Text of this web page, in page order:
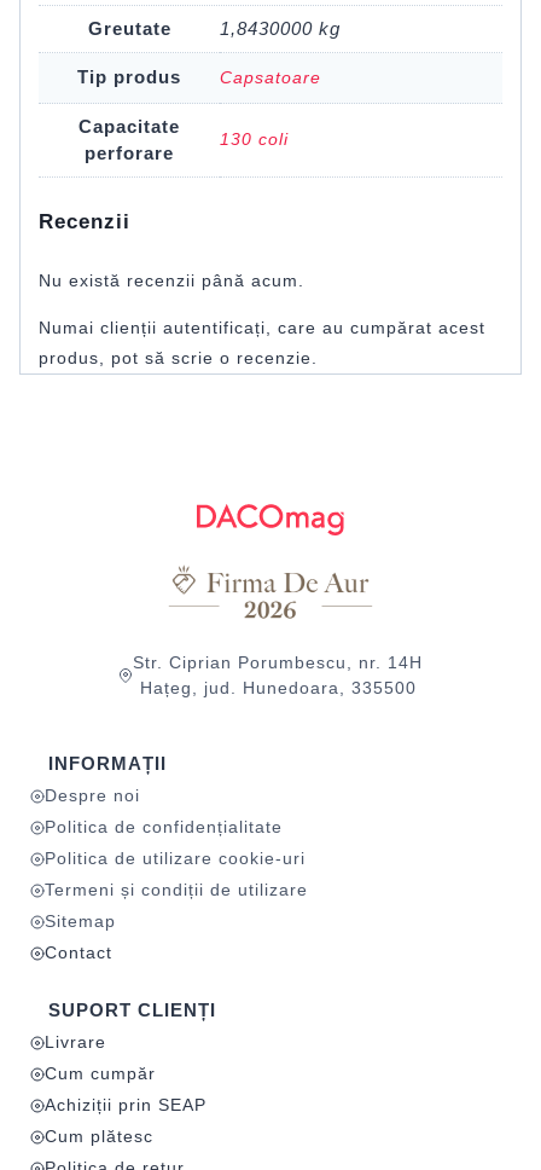
Greutate 1,8430000 kg
Tip produs Capsatoare
Capacitate
perforare
130 coli
Recenzii
Nu există recenzii până acum.
Numai clienții autentificați, care au cumpărat acest
produs, pot să scrie o recenzie.
Str. Ciprian Porumbescu, nr. 14H
Hațeg, jud. Hunedoara, 335500
INFORMAȚII
Despre noi
Politica de confidențialitate
Politica de utilizare cookie-uri
Termeni și condiții de utilizare
Sitemap
Contact
SUPORT CLIENȚI
Livrare
Cum cumpăr
Achiziții prin SEAP
Cum plătesc